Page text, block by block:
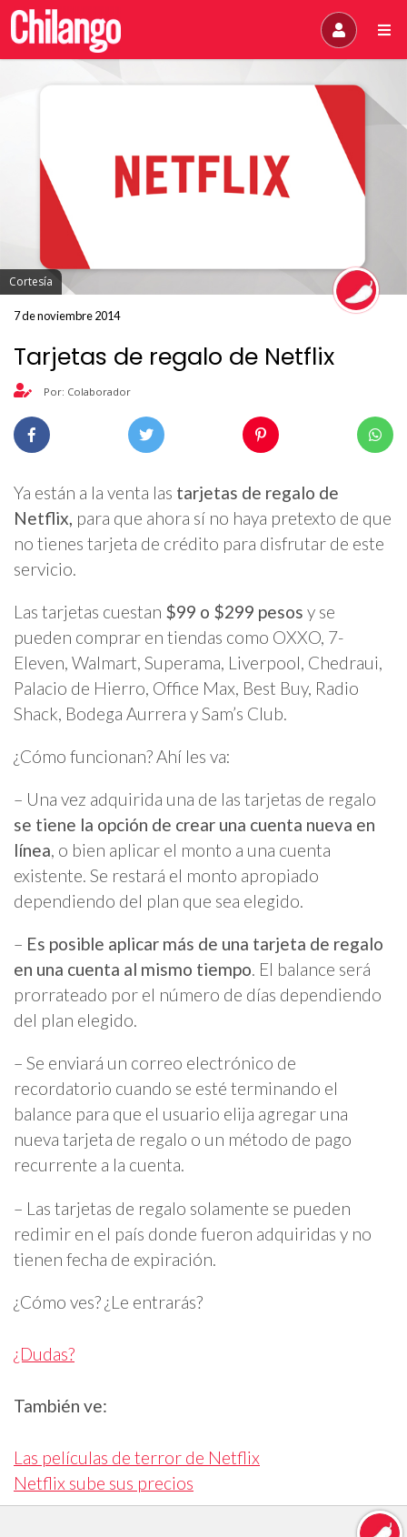
Cortesía
7 de noviembre 2014
Tarjetas de regalo de Netflix
Por: Colaborador
Ya están a la venta las tarjetas de regalo de
Netflix, para que ahora sí no haya pretexto de que
no tienes tarjeta de crédito para disfrutar de este
servicio.
Las tarjetas cuestan $99 o $299 pesos y se
pueden comprar en tiendas como OXXO, 7-
Eleven, Walmart, Superama, Liverpool, Chedraui,
Palacio de Hierro, Office Max, Best Buy, Radio
Shack, Bodega Aurrera y Sam’s Club.
¿Cómo funcionan? Ahí les va:
– Una vez adquirida una de las tarjetas de regalo
se tiene la opción de crear una cuenta nueva en
línea, o bien aplicar el monto a una cuenta
existente. Se restará el monto apropiado
dependiendo del plan que sea elegido.
– Es posible aplicar más de una tarjeta de regalo
en una cuenta al mismo tiempo. El balance será
prorrateado por el número de días dependiendo
del plan elegido.
– Se enviará un correo electrónico de
recordatorio cuando se esté terminando el
balance para que el usuario elija agregar una
nueva tarjeta de regalo o un método de pago
recurrente a la cuenta.
– Las tarjetas de regalo solamente se pueden
redimir en el país donde fueron adquiridas y no
tienen fecha de expiración.
¿Cómo ves? ¿Le entrarás?
¿Dudas?
También ve:
Las películas de terror de Netflix
Netflix sube sus precios